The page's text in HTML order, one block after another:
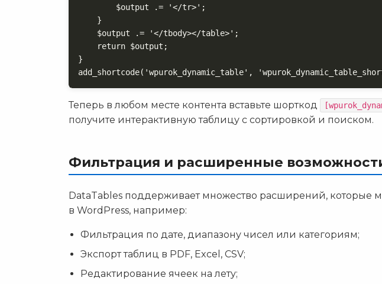
}
add_shortcode('wpurok_dynamic_table',
Теперь в любом месте контента вставьте шорткод
получите интерактивную таблицу с сортировкой и поиском.
Фильтрация и расширенные
DataTables поддерживает множество расширений, которые
в WordPress, например:
Фильтрация по дате, диапазону чисел или категориям;
Экспорт таблиц в PDF, Excel, CSV;
Редактирование ячеек на лету;